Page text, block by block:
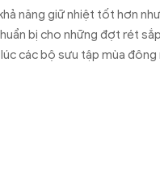
năng giữ nhiệt tốt hơn
bị cho những đợt rét
các bộ sưu tập mùa